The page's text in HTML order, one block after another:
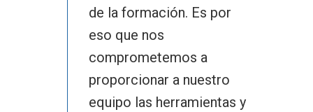
de la formación. Es por
eso que nos
comprometemos a
proporcionar a nuestro
equipo las herramientas y